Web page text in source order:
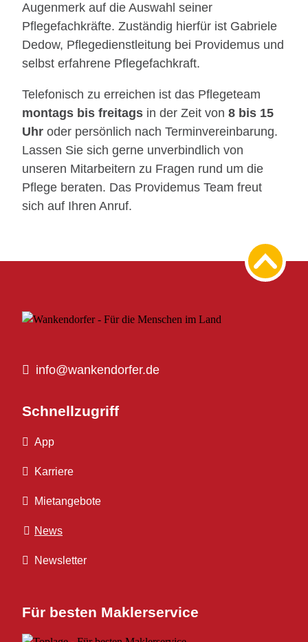
Augenmerk auf die Auswahl seiner
Pflegefachkräfte. Zuständig hierfür ist Gabriele
Dedow, Pflegedienstleitung bei Providemus und
selbst erfahrene Pflegefachkraft.
Telefonisch zu erreichen ist das Pflegeteam
montags bis freitags in der Zeit von 8 bis 15
Uhr oder persönlich nach Terminvereinbarung.
Lassen Sie sich gerne unverbindlich von
unseren Mitarbeitern zu Fragen rund um die
Pflege beraten. Das Providemus Team freut
sich auf Ihren Anruf.
info@wankendorfer.de
Schnellzugriff
App
Karriere
Mietangebote
News
Newsletter
Für besten Maklerservice